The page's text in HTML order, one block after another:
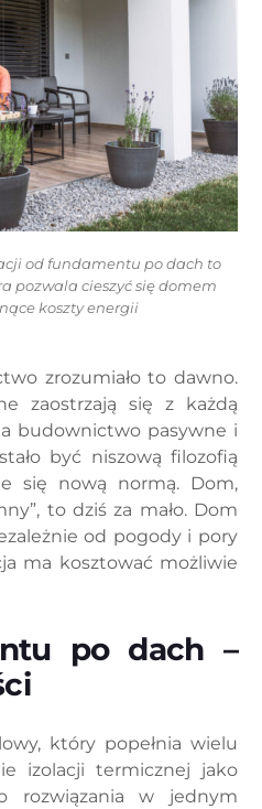
od fundamentu po dach to
pozwala cieszyć się domem
koszty energii
zrozumiało to dawno.
zaostrzają się z każdą
budownictwo pasywne i
być niszową filozofią
się nową normą. Dom,
to dziś za mało. Dom
od pogody i pory
ma kosztować możliwie
po dach –
który popełnia wielu
izolacji termicznej jako
rozwiązania w jednym